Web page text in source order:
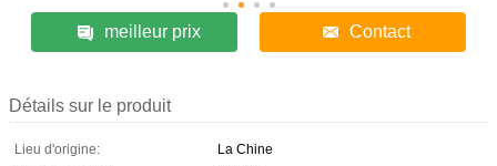
meilleur prix Contact
Détails sur le produit
Lieu d'origine:
La Chine